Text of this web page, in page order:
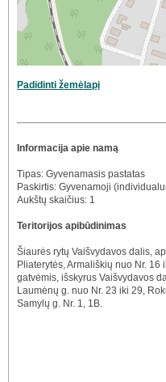
Padidinti žemėlapį
Informacija apie namą
Tipas: Gyvenamasis pastatas
Paskirtis: Gyvenamoji
Aukštų skaičius: 1
Teritorijos apibūdinimas
Šiaurės rytų Vaišvydavos dalis,
Pliaterytės, Armališkių nuo Nr. 16
gatvėmis, išskyrus Vaišvydavos
Laumėnų g. nuo Nr. 23 iki 29,
Samylų g. Nr. 1, 1B.